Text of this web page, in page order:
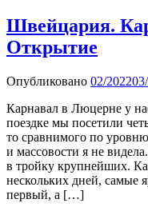
Швейцария.
Открытие
Опубликовано 02/2022
Карнавал в Люцерне у
поездке мы посетили
то сравнимого по
и массовости я не
в тройку крупнейших.
нескольких дней, самые
первый, а […]